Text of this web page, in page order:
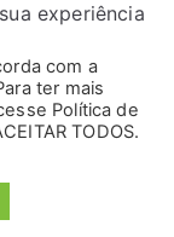
do Rio de
experiência
com a
ter mais
Política de
TODOS.